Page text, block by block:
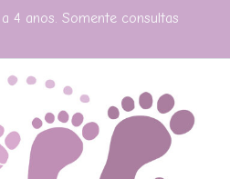
4 anos. Somente consultas